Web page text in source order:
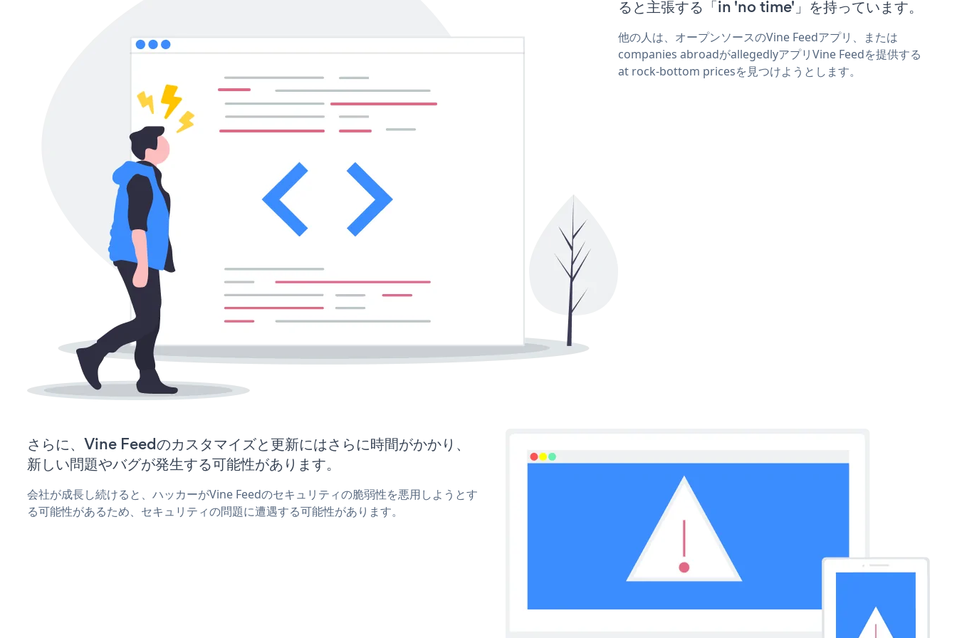
ると主張する「in 'no time'」を持っています。
他の人は、オープンソースのVine Feedアプリ、または
companies abroadがallegedlyアプリVine Feedを提供する
at rock-bottom pricesを見つけようとします。
さらに、Vine Feedのカスタマイズと更新にはさらに時間がかかり、
新しい問題やバグが発生する可能性があります。
会社が成長し続けると、ハッカーがVine Feedのセキュリティの脆弱性を悪用しようとす
る可能性があるため、セキュリティの問題に遭遇する可能性があります。